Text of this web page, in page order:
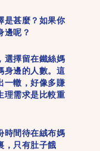
甚麼？如果你
邊呢？
擇留在鐵絲媽
身邊的人數。這
一轍，好像多賺
理需求是比較重
間待在絨布媽
，只有肚子餓